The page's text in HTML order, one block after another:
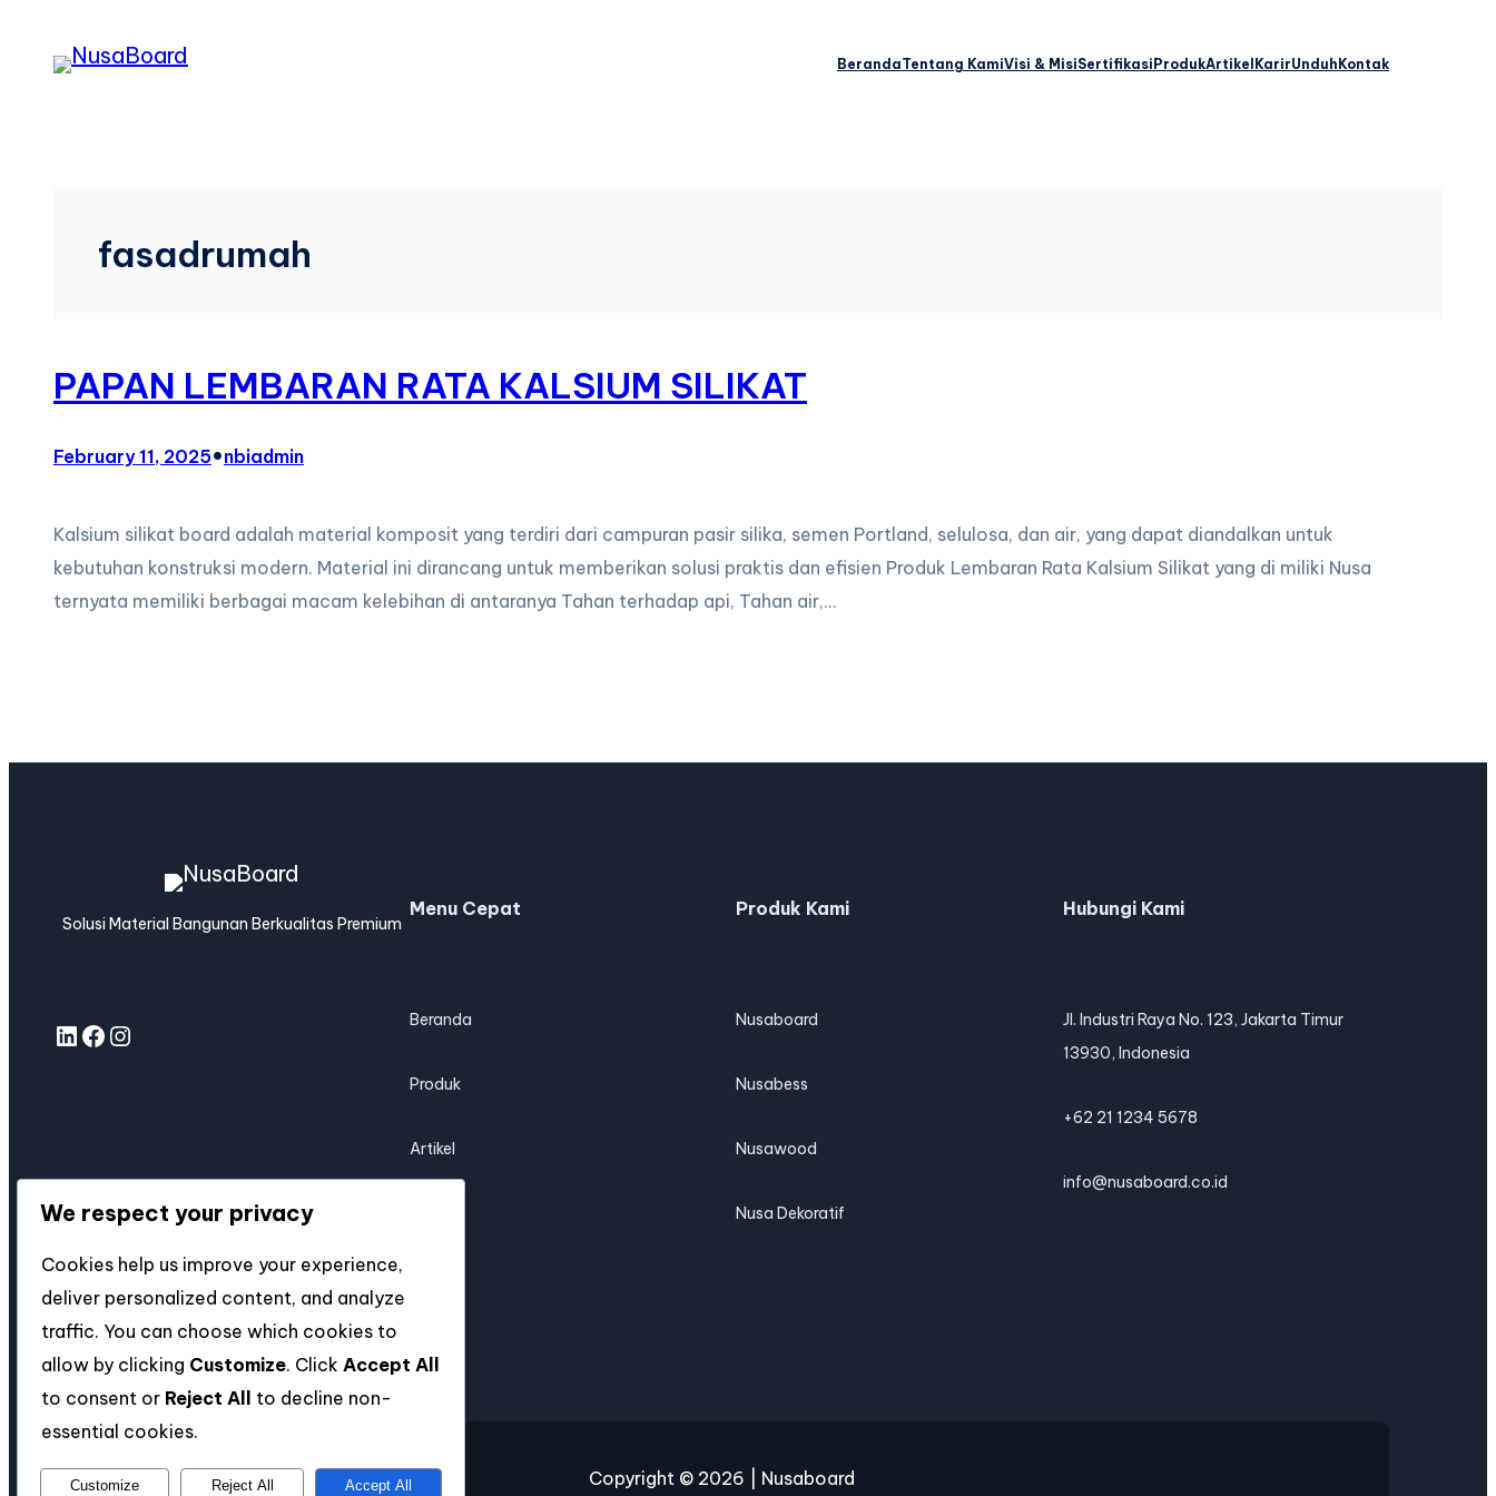
BerandaTentang KamiVisi & MisiSertifikasi ProdukArtikel KarirUnduh Kontak
fasadrumah
PAPAN LEMBARAN RATA KALSIUM SILIKAT
February 11, 2025•nbiadmin
Kalsium silikat board adalah material komposit yang terdiri dari campuran pasir silika, semen Portland, selulosa, dan air, yang dapat diandalkan untuk
kebutuhan konstruksi modern. Material ini dirancang untuk memberikan solusi praktis dan efisien Produk Lembaran Rata Kalsium Silikat yang di miliki Nusa
ternyata memiliki berbagai macam kelebihan di antaranya Tahan terhadap api, Tahan air,…
Solusi Material Bangunan Berkualitas Premium
Menu Cepat
Beranda
Produk
Artikel
Produk Kami
Nusaboard
Nusabess
Nusawood
Nusa Dekoratif
Hubungi Kami
Jl. Industri Raya No. 123, Jakarta Timur
13930, Indonesia
+62 21 1234 5678
info@nusaboard.co.id
Copyright © 2026 | Nusaboard
We respect your privacy
Cookies help us improve your experience,
deliver personalized content, and analyze
traffic. You can choose which cookies to
allow by clicking Customize. Click Accept All
to consent or Reject All
to decline non-
essential cookies.
Customize Reject All Accept All